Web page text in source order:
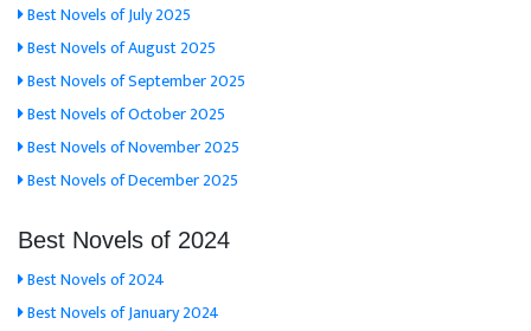
Best Novels of July 2025
Best Novels of August 2025
Best Novels of September 2025
Best Novels of October 2025
Best Novels of November 2025
Best Novels of December 2025
Best Novels of 2024
Best Novels of 2024
Best Novels of January 2024